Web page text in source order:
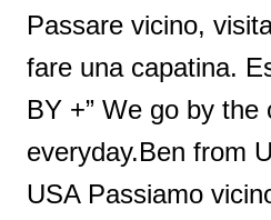
Passare vicino,
fare una capatina.
BY +” We go by the
everyday.Ben from
USA Passiamo